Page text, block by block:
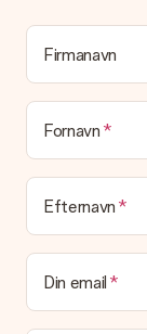
hvem du skal
Er min gave
I øjeblikket har
at pakke din
emballage. Det
Kan jeg vælge
Det er ikke
Hvad er
Firmanavn
Fornavn
Efternavn
Din email